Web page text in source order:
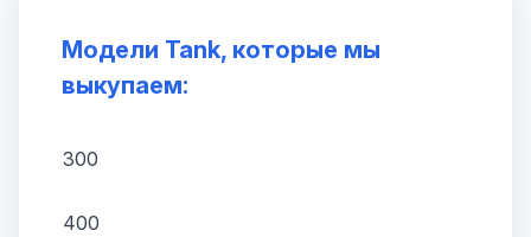
Модели Tank, которые мы
выкупаем:
300
400